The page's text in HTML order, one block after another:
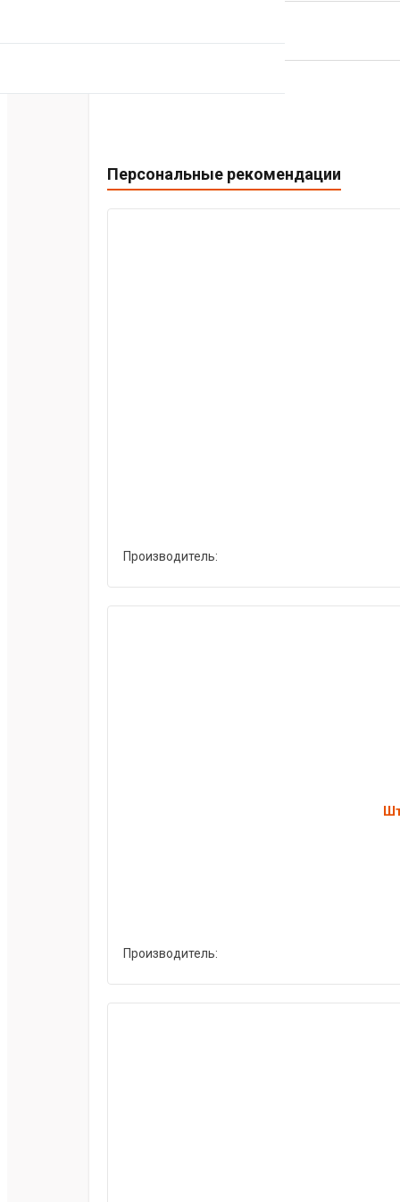
Персональные рекомендации
Производитель:
Производитель: